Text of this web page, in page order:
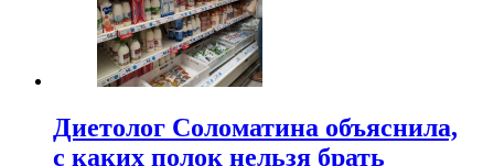
Диетолог Соломатина объяснила,
с каких полок нельзя брать